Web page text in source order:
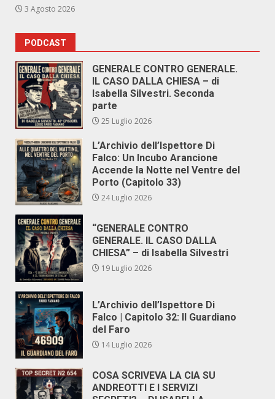
3 Agosto 2026
PODCAST
GENERALE CONTRO GENERALE.
IL CASO DALLA CHIESA – di
Isabella Silvestri. Seconda
parte
25 Luglio 2026
L’Archivio dell’Ispettore Di
Falco: Un Incubo Arancione
Accende la Notte nel Ventre del
Porto (Capitolo 33)
24 Luglio 2026
“GENERALE CONTRO
GENERALE. IL CASO DALLA
CHIESA” – di Isabella Silvestri
19 Luglio 2026
L’Archivio dell’Ispettore Di
Falco | Capitolo 32: Il Guardiano
del Faro
14 Luglio 2026
COSA SCRIVEVA LA CIA SU
ANDREOTTI E I SERVIZI